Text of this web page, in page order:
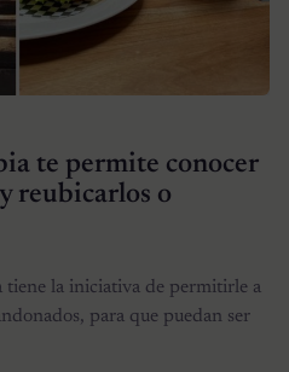
te permite conocer
reubicarlos o
tiene la iniciativa de permitirle a
para que puedan ser